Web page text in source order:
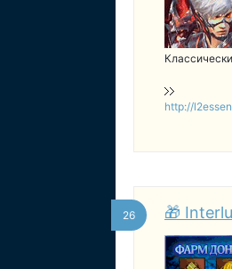
http://
26 🎁